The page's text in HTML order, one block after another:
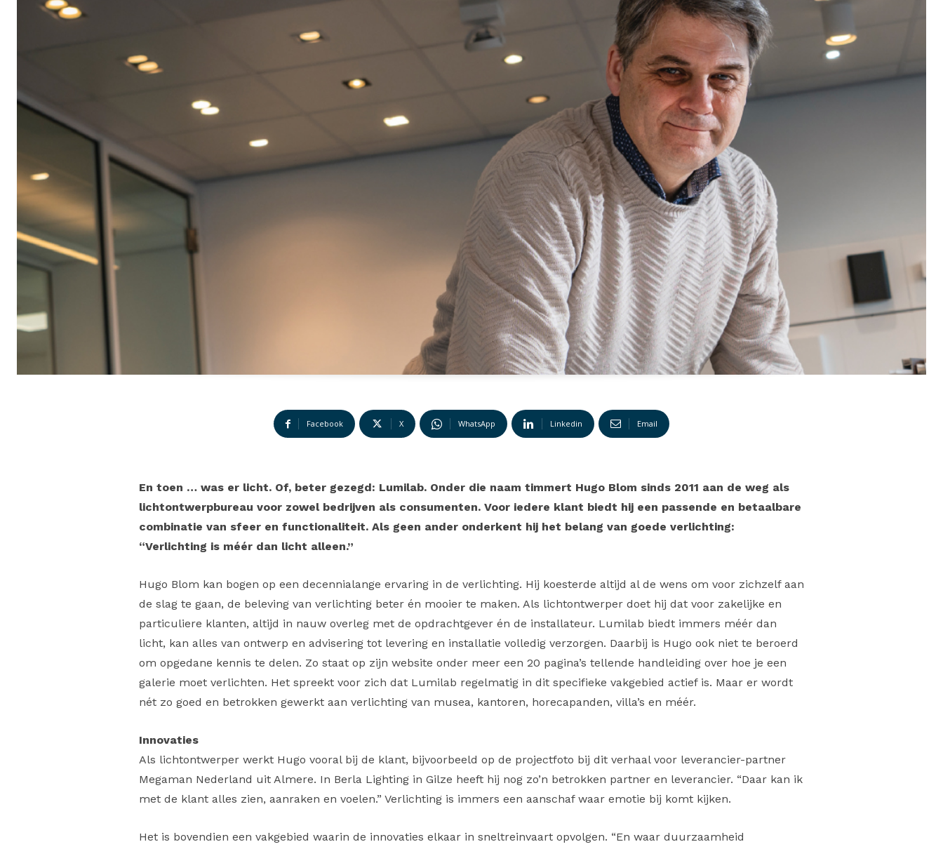
Facebook X WhatsApp Linkedin Email
En toen … was er licht. Of, beter gezegd: Lumilab. Onder die naam timmert Hugo Blom sinds 2011 aan de weg als
lichtontwerpbureau voor zowel bedrijven als consumenten. Voor iedere klant biedt hij een passende en betaalbare
combinatie van sfeer en functionaliteit. Als geen ander onderkent hij het belang van goede verlichting:
“Verlichting is méér dan licht alleen.”
Hugo Blom kan bogen op een decennialange ervaring in de verlichting. Hij koesterde altijd al de wens om voor zichzelf aan
de slag te gaan, de beleving van verlichting beter én mooier te maken. Als lichtontwerper doet hij dat voor zakelijke en
particuliere klanten, altijd in nauw overleg met de opdrachtgever én de installateur. Lumilab biedt immers méér dan
licht, kan alles van ontwerp en advisering tot levering en installatie volledig verzorgen. Daarbij is Hugo ook niet te beroerd
om opgedane kennis te delen. Zo staat op zijn website onder meer een 20 pagina’s tellende handleiding over hoe je een
galerie moet verlichten. Het spreekt voor zich dat Lumilab regelmatig in dit specifieke vakgebied actief is. Maar er wordt
nét zo goed en betrokken gewerkt aan verlichting van musea, kantoren, horecapanden, villa’s en méér.
Innovaties
Als lichtontwerper werkt Hugo vooral bij de klant, bijvoorbeeld op de projectfoto bij dit verhaal voor leverancier-partner
Megaman Nederland uit Almere. In Berla Lighting in Gilze heeft hij nog zo’n betrokken partner en leverancier. “Daar kan ik
met de klant alles zien, aanraken en voelen.” Verlichting is immers een aanschaf waar emotie bij komt kijken.
Het is bovendien een vakgebied waarin de innovaties elkaar in sneltreinvaart opvolgen. “En waar duurzaamheid